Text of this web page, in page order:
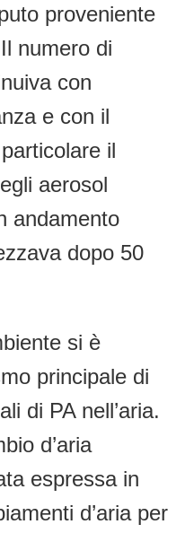
proveniente
numero di
con
e con il
il
aerosol
andamento
dopo 50
si è
principale di
di PA nell’aria.
d’aria
espressa in
d’aria per